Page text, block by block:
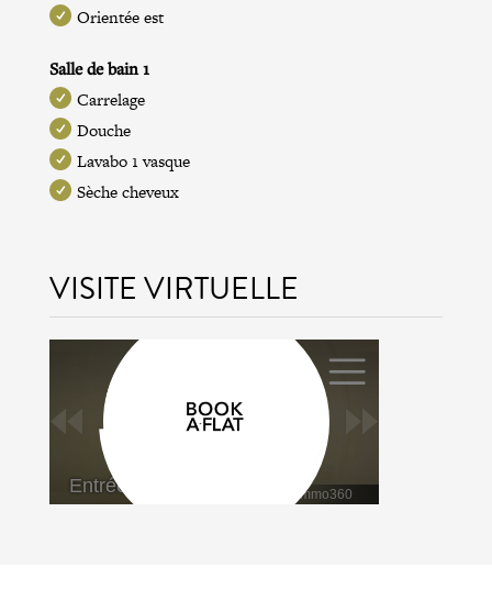
Orientée est
Salle de bain 1
Carrelage
Douche
Lavabo 1 vasque
Sèche cheveux
VISITE VIRTUELLE